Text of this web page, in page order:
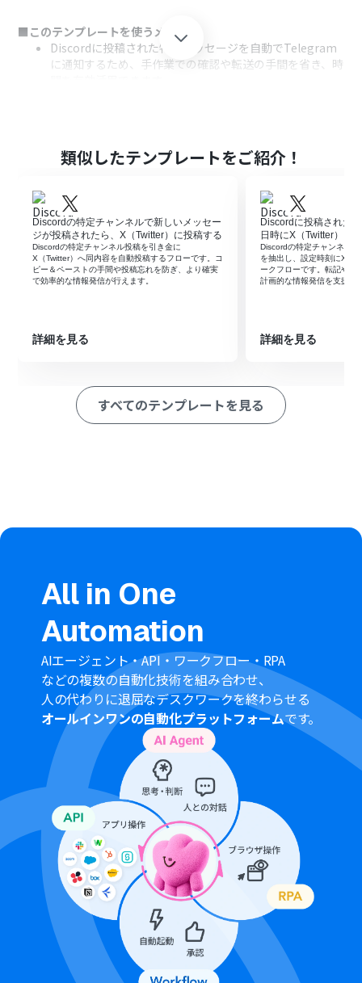
■このテンプレートを使うメリット
Discordに投稿された特定メッセージを自動でTelegram
に通知するため、手作業での確認や転送の手間を省き、時
■フローボットの流れ
次に、トリガーでDiscordを選択し、「チャンネルでメッ
セージが送信されたら」というアクションを設定します
次に、オペレーションで分岐機能を設定し、メッセージ
に特定のキーワードが含まれる場合など、任意の条件に合
致した場合のみ後続の処理に進むよう設定します
最後に、オペレーションでTelegramの「メッセージを送
バーIDおよびチャンネルIDを任意で設定してください
分岐機能では、通知の条件となるキーワードや投稿者な
ど、ご自身の運用に合わせて条件を自由に設定することが
ション
さい。
トリガーは5分、10分、15分、30分、60分の間隔で起動
間隔を選択できます。プランによって最短の起動間隔が異
なりますので、ご注意ください。
分岐はパーソナルプラン以上のプランでご利用いただけ
る機能（オペレーション）となっております。フリープラ
ンの場合は設定しているフローボットのオペレーション
はエラーとなりますので、ご注意ください。
パーソナルプランなどの有料プランは、2週間の無料トラ
イアルを行うことが可能です。無料トライアル中には制限
対象のアプリや機能（オペレーション）を使用すること
ができます。詳しくは、「
料金プランのページ
ください。
類似したテンプレートをご紹介！
Discordの特定チャンネルで新しいメッセー
ジが投稿されたら、X（Twitter）に投稿する
Discordの特定チャンネル投稿を引き金に
X（Twitter）へ同内容を自動投稿するフローです。コ
ピー＆ペーストの手間や投稿忘れを防ぎ、より確実
で効率的な情報発信が行えます。
詳細を見る
Discordに投稿された
日時にX（Twitter）に
Discordの特定チャンネル
を抽出し、設定時刻にX（
ークフローです。転記や予
計画的な情報発信を支援し
詳細を見る
すべてのテンプレートを見る
All in One
Automation
AIエージェント・API・ワークフロー・RPA
などの複数の自動化技術を組み合わせ、
人の代わりに退屈なデスクワークを終わらせる
オールインワンの自動化プラットフォームです。